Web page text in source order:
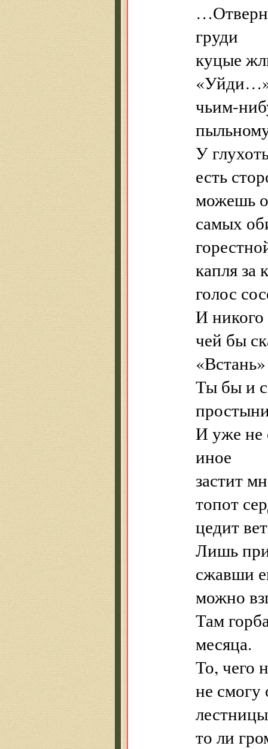
груди
куцые
чьим-
У
есть
можешь
самых
капля за
голос
И никого
чей бы
Ты бы и
И уже не
иное
застит
топот
цедит
Лишь
сжавши
можно
Там
месяца.
То, чего
не смогу
то ли